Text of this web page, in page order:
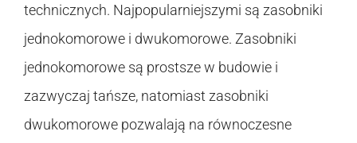
technicznych. Najpopularniejszymi są zasobniki
jednokomorowe i dwukomorowe. Zasobniki
jednokomorowe są prostsze w budowie i
zazwyczaj tańsze, natomiast zasobniki
dwukomorowe pozwalają na równoczesne